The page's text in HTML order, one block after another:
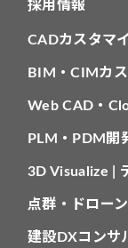
採用情報
CADカスタマ
BIM・CIMカ
Web CAD・
PLM・PDM開
3D Visualize |
点群・ドロー
建設DXコンサ